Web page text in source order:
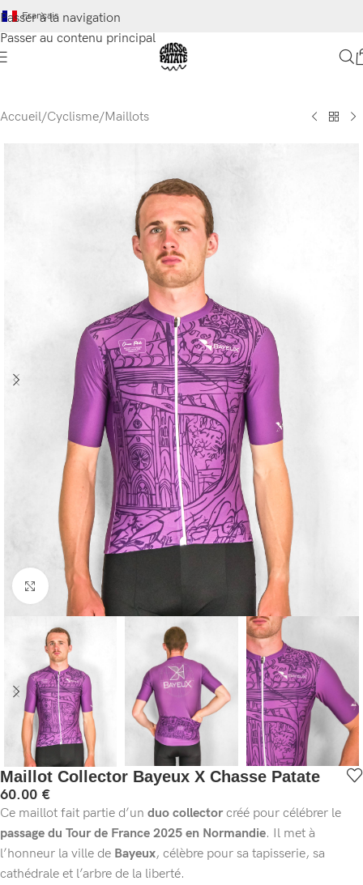
Passer à la navigation
Passer au contenu principal
Français
Accueil/Cyclisme/Maillots
Cliquez pour agrandir
Maillot Collector Bayeux X Chasse Patate
60.00 €
Ce maillot fait partie d’un duo collectorcréé pour célébrer le
passage du Tour de France 2025 en Normandie. Il met à
l’honneur la ville de Bayeux, célèbre pour sa tapisserie, sa
cathédrale et l’arbre de la liberté.